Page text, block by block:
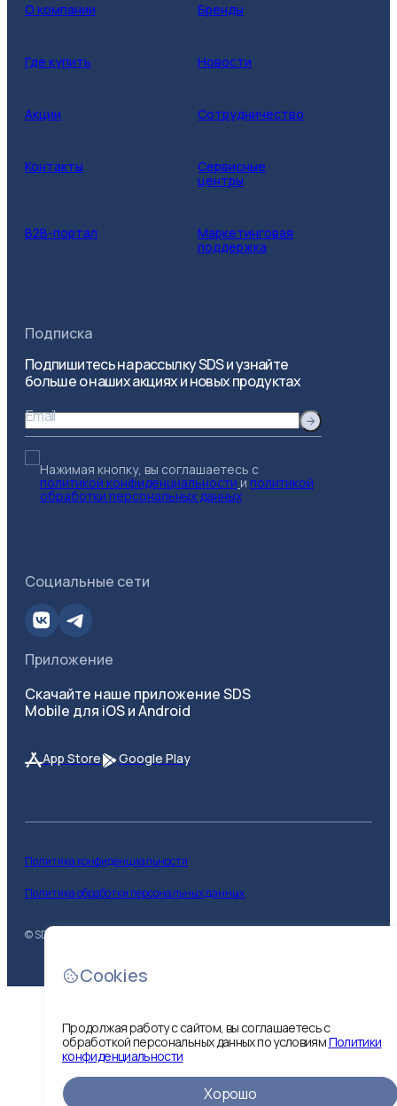
О компании Бренды
Где купить Новости
Акции Сотрудничество
Контакты
Сервисные
центры
B2B-портал
Маркетинговая
поддержка
Подписка
Подпишитесь на рассылку SDS и узнайте
больше о наших акциях и новых продуктах
Email
Нажимая кнопку, вы соглашаетесь с
политикой конфиденциальности и политикой
обработки персональных данных
Социальные сети
Приложение
Скачайте наше приложение SDS
Mobile для iOS и Android
App Store Google Play
© SDS
Политика конфиденциальности
Политика обработки персональных данных
Cookies
Продолжая работу с сайтом, вы соглашаетесь с
обработкой персональных данных по условиямПолитики
конфиденциальности
Хорошо